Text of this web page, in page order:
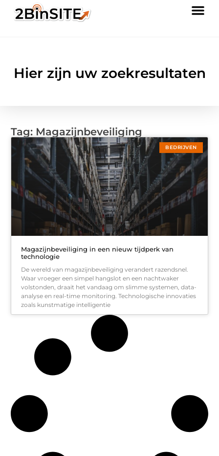
Hier zijn uw zoekresultaten
Tag: Magazijnbeveiliging
BEDRIJVEN
Magazijnbeveiliging in een nieuw tijdperk van
technologie
De wereld van magazijnbeveiliging verandert razendsnel.
Waar vroeger een simpel hangslot en een nachtwaker
volstonden, draait het vandaag om slimme systemen, data-
analyse en real-time monitoring. Technologische innovaties
zoals kunstmatige intelligentie